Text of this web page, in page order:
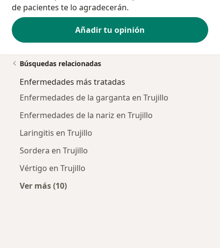
de pacientes te lo agradecerán.
Añadir tu opinión
Búsquedas relacionadas
Enfermedades más tratadas
Enfermedades de la garganta en Trujillo
Enfermedades de la nariz en Trujillo
Laringitis en Trujillo
Sordera en Trujillo
Vértigo en Trujillo
Ver más (10)